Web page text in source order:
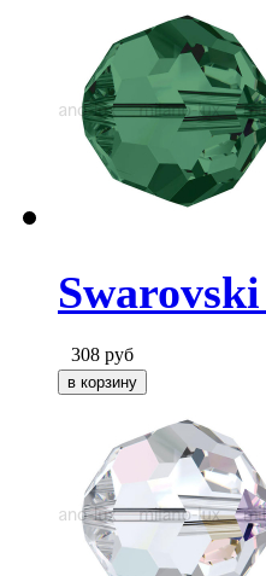
308 руб